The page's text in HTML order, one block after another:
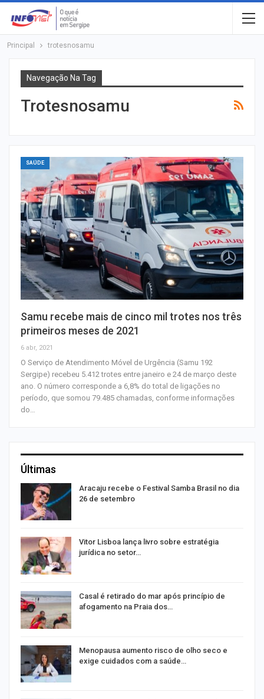
Principal trotesnosamu
Navegação Na Tag
Trotesnosamu
SAÚDE
Samu recebe mais de cinco mil trotes nos três
primeiros meses de 2021
6 abr, 2021
O Serviço de Atendimento Móvel de Urgência (Samu 192
Sergipe) recebeu 5.412 trotes entre janeiro e 24 de março deste
ano. O número corresponde a 6,8% do total de ligações no
período, que somou 79.485 chamadas, conforme informações
do…
Últimas
Aracaju recebe o Festival Samba Brasil no dia
26 de setembro
Vitor Lisboa lança livro sobre estratégia
jurídica no setor…
Casal é retirado do mar após princípio de
afogamento na Praia dos…
Menopausa aumento risco de olho seco e
exige cuidados com a saúde…